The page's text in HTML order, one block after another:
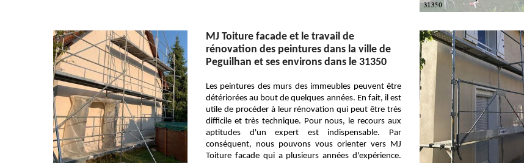
MJ Toiture facade et le travail de
rénovation des peintures dans la ville de
Peguilhan et ses environs dans le 31350
Les peintures des murs des immeubles peuvent être
détériorées au bout de quelques années. En fait, il est
utile de procéder à leur rénovation qui peut être très
difficile et très technique. Pour nous, le recours aux
aptitudes d'un expert est indispensable. Par
conséquent, nous pouvons vous orienter vers MJ
Toiture facade qui a plusieurs années d'expérience.